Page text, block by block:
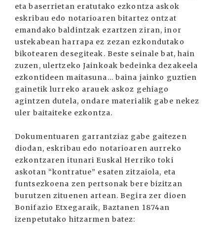
eta baserrietan eratutako ezkontza askok
eskribau edo notarioaren bitartez ontzat
emandako baldintzak ezartzen ziran, inor
ustekabean harrapa ez zezan ezkondutako
bikotearen desegiteak. Beste seinale bat, hain
zuzen, ulertzeko Jainkoak bedeinka dezakeela
ezkontideen maitasuna... baina jainko guztien
gainetik lurreko arauek askoz gehiago
agintzen dutela, ondare materialik gabe nekez
uler baitaiteke ezkontza.
Dokumentuaren garrantziaz gabe gaitezen
diodan, eskribau edo notarioaren aurreko
ezkontzaren itunari Euskal Herriko toki
askotan “kontratue” esaten zitzaiola, eta
funtsezkoena zen pertsonak bere bizitzan
burutzen zituenen artean. Begira zer dioen
Bonifazio Etxegaraik, Baztanen 1874an
izenpetutako hitzarmen batez: